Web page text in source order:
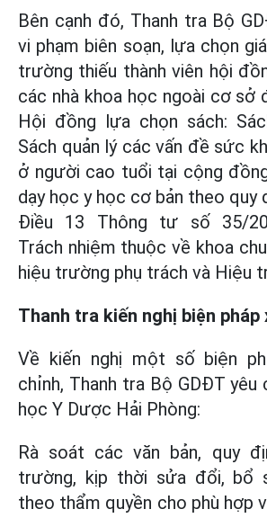
Bên cạnh đó, Thanh tra Bộ
vi phạm biên soạn, lựa chọn
trường thiếu thành viên hội
các nhà khoa học ngoài cơ sở
Hội đồng lựa chọn sách:
Sách quản lý các vấn đề sức
ở người cao tuổi tại cộng
dạy học y học cơ bản theo quy
Điều 13 Thông tư số 35/
Trách nhiệm thuộc về khoa
hiệu trường phụ trách và Hiệu
Thanh tra kiến nghị biện pháp
Về kiến nghị một số biện
chỉnh, Thanh tra Bộ GDĐT yêu
học Y Dược Hải Phòng:
Rà soát các văn bản, quy
trường, kịp thời sửa đổi, bổ
theo thẩm quyền cho phù hợp